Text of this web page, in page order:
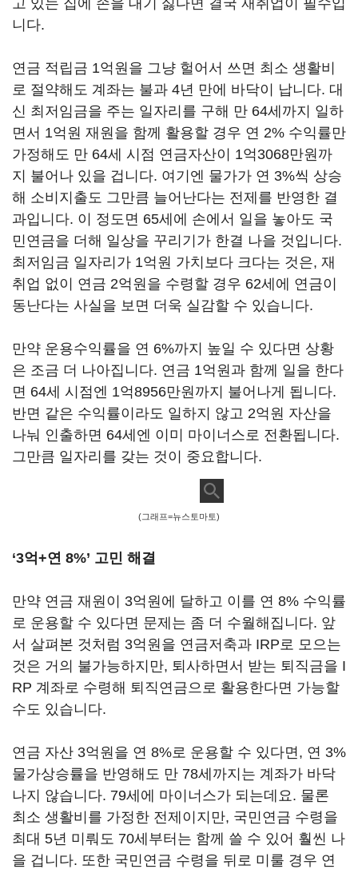
고 있는 집에 손을 대기 싫다면 결국 재취업이 필수입
니다.
연금 적립금 1억원을 그냥 헐어서 쓰면 최소 생활비
로 절약해도 계좌는 불과 4년 만에 바닥이 납니다. 대
신 최저임금을 주는 일자리를 구해 만 64세까지 일하
면서 1억원 재원을 함께 활용할 경우 연 2% 수익률만
가정해도 만 64세 시점 연금자산이 1억3068만원까
지 불어나 있을 겁니다. 여기엔 물가가 연 3%씩 상승
해 소비지출도 그만큼 늘어난다는 전제를 반영한 결
과입니다. 이 정도면 65세에 손에서 일을 놓아도 국
민연금을 더해 일상을 꾸리기가 한결 나을 것입니다.
최저임금 일자리가 1억원 가치보다 크다는 것은, 재
취업 없이 연금 2억원을 수령할 경우 62세에 연금이
동난다는 사실을 보면 더욱 실감할 수 있습니다.
만약 운용수익률을 연 6%까지 높일 수 있다면 상황
은 조금 더 나아집니다. 연금 1억원과 함께 일을 한다
면 64세 시점엔 1억8956만원까지 불어나게 됩니다.
반면 같은 수익률이라도 일하지 않고 2억원 자산을
나눠 인출하면 64세엔 이미 마이너스로 전환됩니다.
그만큼 일자리를 갖는 것이 중요합니다.
(그래프=뉴스토마토)
‘3억+연 8%’ 고민 해결
만약 연금 재원이 3억원에 달하고 이를 연 8% 수익률
로 운용할 수 있다면 문제는 좀 더 수월해집니다. 앞
서 살펴본 것처럼 3억원을 연금저축과 IRP로 모으는
것은 거의 불가능하지만, 퇴사하면서 받는 퇴직금을 I
RP 계좌로 수령해 퇴직연금으로 활용한다면 가능할
수도 있습니다.
연금 자산 3억원을 연 8%로 운용할 수 있다면, 연 3%
물가상승률을 반영해도 만 78세까지는 계좌가 바닥
나지 않습니다. 79세에 마이너스가 되는데요. 물론
최소 생활비를 가정한 전제이지만, 국민연금 수령을
최대 5년 미뤄도 70세부터는 함께 쓸 수 있어 훨씬 나
을 겁니다. 또한 국민연금 수령을 뒤로 미룰 경우 연